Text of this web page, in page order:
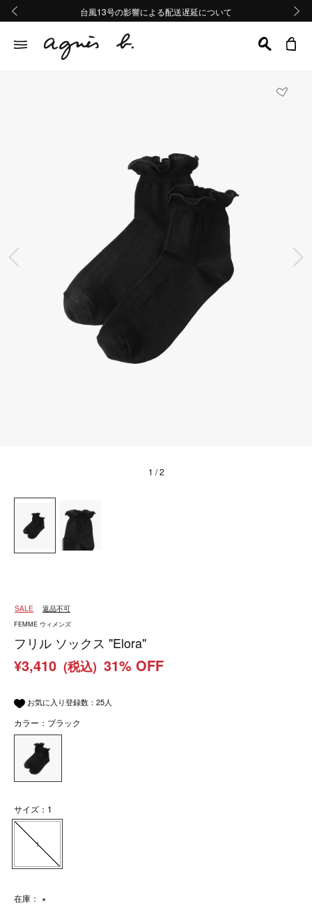
熊本地域地震の影響による配送遅延について
Summer Sale 2buy10%OFF!!
台風13号の影響による配送遅延について
熊本地域地震の影響による配送遅延について
Summer Sale 2buy10%OFF!!
前の画像
1 / 2
SALE 返品不可
FEMME ウィメンズ
フリル ソックス "Elora"
¥3,410 (税込) 31% OFF
お気に入り登録数： 25人
カラー：ブラック
サイズ：1
1
在庫： ×